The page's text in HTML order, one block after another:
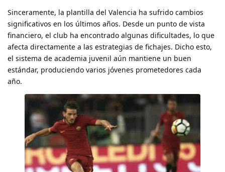
Sinceramente, la plantilla del Valencia ha sufrido cambios
significativos en los últimos años. Desde un punto de vista
financiero, el club ha encontrado algunas dificultades, lo que
afecta directamente a las estrategias de fichajes. Dicho esto,
el sistema de academia juvenil aún mantiene un buen
estándar, produciendo varios jóvenes prometedores cada
año.